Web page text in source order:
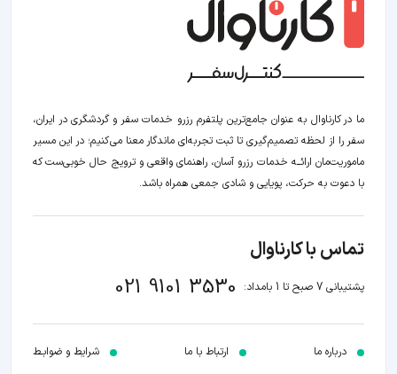
ما در کارناوال به عنوان جامع‌ترین پلتفرم رزرو خدمات سفر و گردشگری در ایران،
سفر را از لحظه‌ تصمیم‌گیری تا ثبت تجربه‌ای ماندگار معنا می‌کنیم؛ در این مسیر‍
ماموریت‌مان اراﺋــﻪ خدمات رزرو آسان، راهنمای واقعی و ترویج حال خوبی‌ست که
با دعوت به حرکت، پویایی و شادی جمعی همراه باشد.
تماس با کارناوال
پشتیبانی 7 صبح تا 1 بامداد: 021 9101 3530
درباره ما ارتباط با ما شرایط و ضوابـط